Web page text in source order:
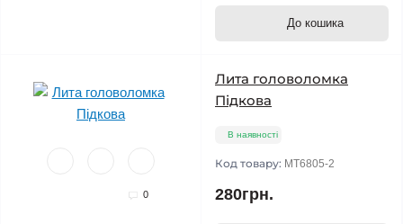
До кошика
0
Лита головоломка
Підкова
В наявності
Код товару: MT6805-2
280грн.